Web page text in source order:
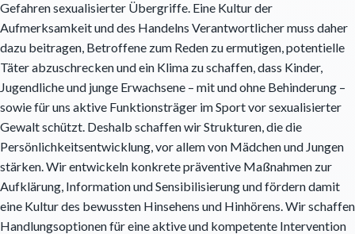
Gefahren sexualisierter Übergriffe. Eine Kultur der
Aufmerksamkeit und des Handelns Verantwortlicher muss daher
dazu beitragen, Betroffene zum Reden zu ermutigen, potentielle
Täter abzuschrecken und ein Klima zu schaffen, dass Kinder,
Jugendliche und junge Erwachsene – mit und ohne Behinderung –
sowie für uns aktive Funktionsträger im Sport vor sexualisierter
Gewalt schützt. Deshalb schaffen wir Strukturen, die die
Persönlichkeitsentwicklung, vor allem von Mädchen und Jungen
stärken. Wir entwickeln konkrete präventive Maßnahmen zur
Aufklärung, Information und Sensibilisierung und fördern damit
eine Kultur des bewussten Hinsehens und Hinhörens. Wir schaffen
Handlungsoptionen für eine aktive und kompetente Intervention